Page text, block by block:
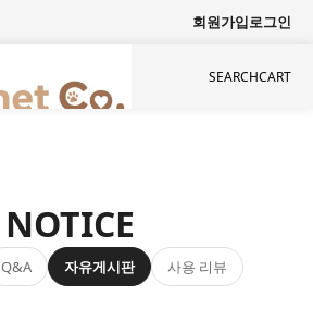
회원가입로그인
SEARCHCART
NOTICE
Q&A 자유게시판 사용 리뷰